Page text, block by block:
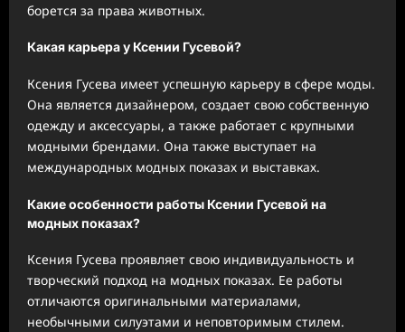
борется за права животных.
Какая карьера у Ксении Гусевой?
Ксения Гусева имеет успешную карьеру в сфере моды.
Она является дизайнером, создает свою собственную
одежду и аксессуары, а также работает с крупными
модными брендами. Она также выступает на
международных модных показах и выставках.
Какие особенности работы Ксении Гусевой на
модных показах?
Ксения Гусева проявляет свою индивидуальность и
творческий подход на модных показах. Ее работы
отличаются оригинальными материалами,
необычными силуэтами и неповторимым стилем.